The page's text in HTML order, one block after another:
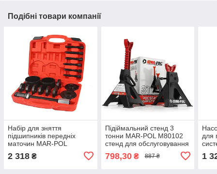
Подібні товари компанії
Набір для зняття
підшипників передніх
маточин MAR-POL
2 318 ₴
Підіймальний стенд 3
тонни MAR-POL M80102
стенд для обслуговування
798,30₴ 887 ₴
для
1